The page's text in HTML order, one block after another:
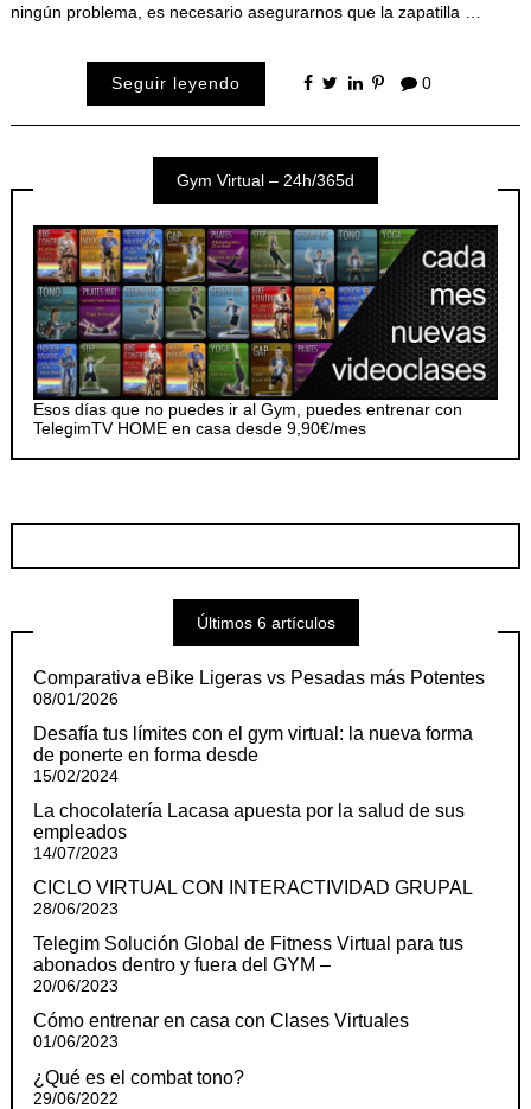
ningún problema, es necesario asegurarnos que la zapatilla …
Seguir leyendo 0
Gym Virtual – 24h/365d
Esos días que no puedes ir al Gym, puedes entrenar con
TelegimTV HOME en casa desde 9,90€/mes
Últimos 6 artículos
Comparativa eBike Ligeras vs Pesadas más Potentes
08/01/2026
Desafía tus límites con el gym virtual: la nueva forma
de ponerte en forma desde
15/02/2024
La chocolatería Lacasa apuesta por la salud de sus
empleados
14/07/2023
CICLO VIRTUAL CON INTERACTIVIDAD GRUPAL
28/06/2023
Telegim Solución Global de Fitness Virtual para tus
abonados dentro y fuera del GYM –
20/06/2023
Cómo entrenar en casa con Clases Virtuales
01/06/2023
¿Qué es el combat tono?
29/06/2022